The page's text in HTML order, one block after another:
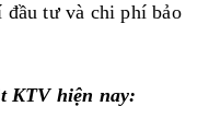
đầu tư và chi phí bảo
KTV hiện nay: